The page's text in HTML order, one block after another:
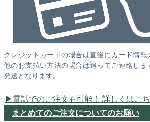
クレジットカードの場合は直後にカード情報
他のお支払い方法の場合は追ってご連絡しま
発送となります。
電話でのご注文も可能！ 詳しくはこ
まとめてのご注文についてのお願い